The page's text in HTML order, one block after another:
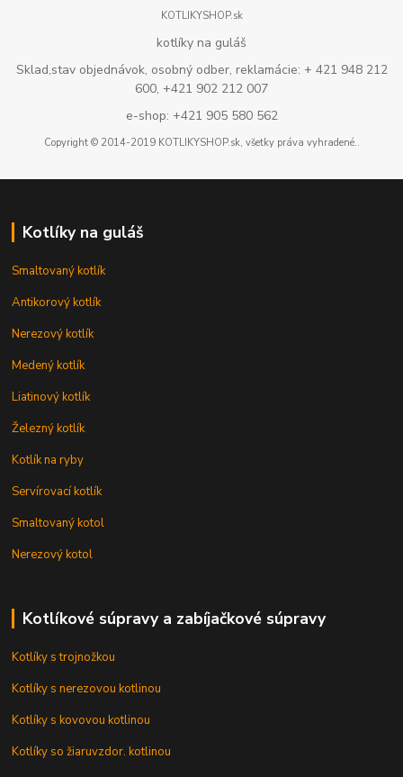
KOTLIKYSHOP.sk
kotlíky na guláš
Sklad,stav objednávok, osobný odber, reklamácie: + 421 948 212
600, +421 902 212 007
e-shop: +421 905 580 562
Copyright © 2014-2019 KOTLIKYSHOP.sk, všetky práva vyhradené..
Kotlíky na guláš
Smaltovaný kotlík
Antikorový kotlík
Nerezový kotlík
Medený kotlík
Liatinový kotlík
Železný kotlík
Kotlík na ryby
Servírovací kotlík
Smaltovaný kotol
Nerezový kotol
Kotlíkové súpravy a zabíjačkové súpravy
Kotlíky s trojnožkou
Kotlíky s nerezovou kotlinou
Kotlíky s kovovou kotlinou
Kotlíky so žiaruvzdor. kotlinou